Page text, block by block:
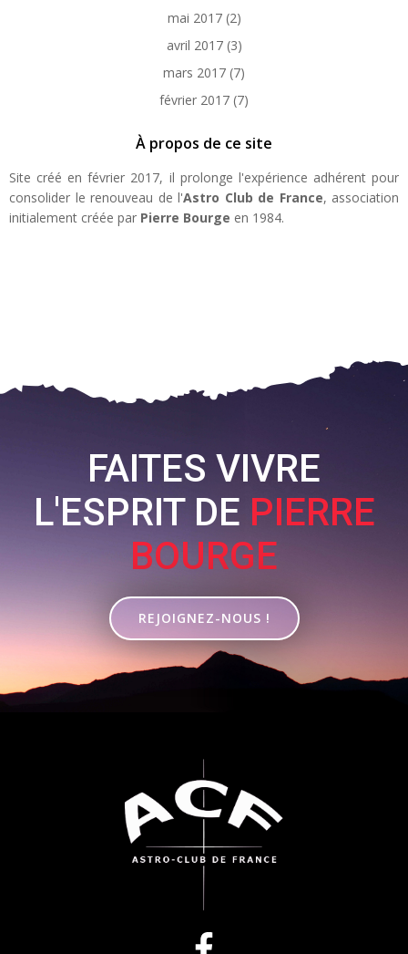
mai 2017(2)
avril 2017(3)
mars 2017 (7)
février 2017 (7)
À propos de ce site
Site créé en février 2017, il prolonge l'expérience adhérent pour
consolider le renouveau de l'Astro Club de France, association
initialement créée par Pierre Bourge en 1984.
FAITES VIVRE
L'ESPRIT DE PIERRE
BOURGE
REJOIGNEZ-NOUS !